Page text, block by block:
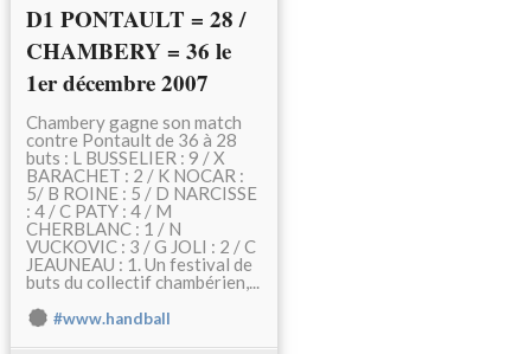
D1 PONTAULT = 28 /
CHAMBERY = 36 le
1er décembre 2007
Chambery gagne son match
contre Pontault de 36 à 28
buts : L BUSSELIER : 9 / X
BARACHET : 2 / K NOCAR :
5/ B ROINE : 5 / D NARCISSE
: 4 / C PATY : 4 / M
CHERBLANC : 1 / N
VUCKOVIC : 3 / G JOLI : 2 / C
JEAUNEAU : 1. Un festival de
buts du collectif chambérien,...
#www.handball